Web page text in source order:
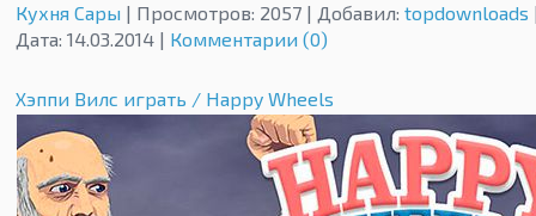
Кухня Сары | Просмотров: 2057 | Добавил: topdownloads
Дата: 14.03.2014 | Комментарии (0)
Хэппи Вилс играть / Happy Wheels